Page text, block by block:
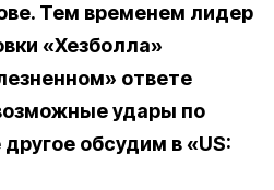
Тем временем лидер
«Хезболла»
ответе
удары по
обсудим в «US: